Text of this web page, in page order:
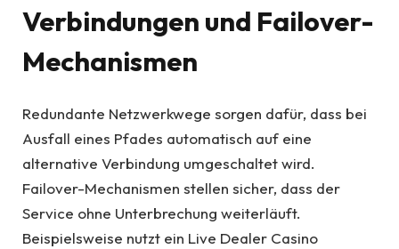
Verbindungen und Failover-
Mechanismen
Redundante Netzwerkwege sorgen dafür, dass bei
Ausfall eines Pfades automatisch auf eine
alternative Verbindung umgeschaltet wird.
Failover-Mechanismen stellen sicher, dass der
Service ohne Unterbrechung weiterläuft.
Beispielsweise nutzt ein Live Dealer Casino